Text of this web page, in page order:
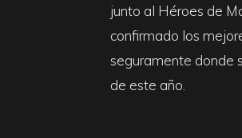
junto al Héroes de
confirmado los
seguramente donde
de este año.